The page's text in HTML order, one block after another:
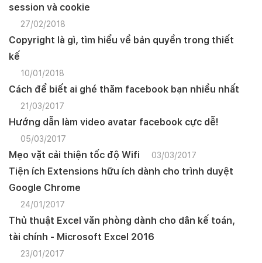
session và cookie
27/02/2018
Copyright là gì, tìm hiểu về bản quyền trong thiết
kế
10/01/2018
Cách để biết ai ghé thăm facebook bạn nhiều nhất
21/03/2017
Hướng dẫn làm video avatar facebook cực dễ!
05/03/2017
Mẹo vặt cải thiện tốc độ Wifi 03/03/2017
Tiện ích Extensions hữu ích dành cho trình duyệt
Google Chrome
24/01/2017
Thủ thuật Excel văn phòng dành cho dân kế toán,
tài chính - Microsoft Excel 2016
23/01/2017